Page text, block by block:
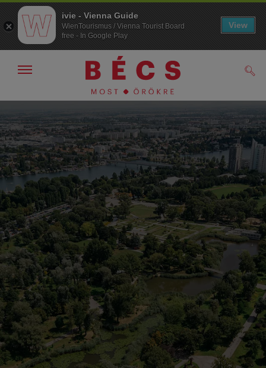
A
navigációhoz
A
tartalomhoz
Navigáció
elrejtése
ivie - Vienna Guide
WienTourismus / Vienna Tourist Board
free - In Google Play
View